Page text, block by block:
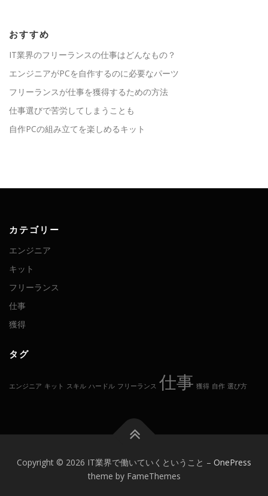
おすすめ
IT業界のフリーランスの仕事はどんなもの？
エンジニアがPCを自作するのに必要なパーツ
フリーランスが仕事を獲得するための方法
仕事選びで苦労してしまうことも
自作PCの組み立てを楽しめるキット
カテゴリー
エンジニア
キット
フリーランス
仕事
獲得
タグ
エンジニア キット スキル ハードル フリーランス 仕事 獲得 自作 選び方
Copyright © 2026 IT業界で働いていくということ – OnePress
theme by FameThemes